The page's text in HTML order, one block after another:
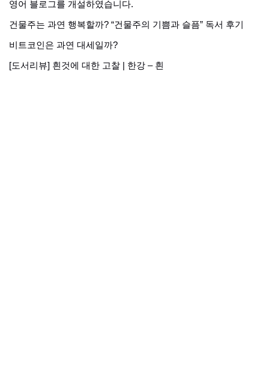
영어 블로그를 개설하였습니다.
건물주는 과연 행복할까? “건물주의 기쁨과 슬픔” 독서 후기
비트코인은 과연 대세일까?
[도서리뷰] 흰것에 대한 고찰 | 한강 – 흰